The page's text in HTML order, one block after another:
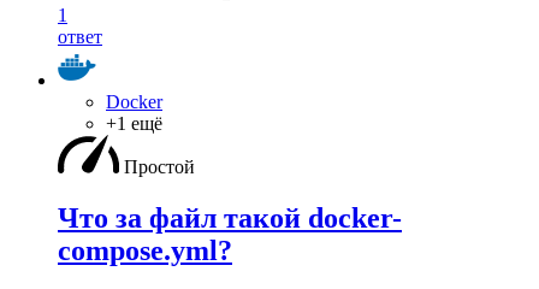
1
ответ
Docker
+1 ещё
Простой
Что за файл такой docker-
compose.yml?